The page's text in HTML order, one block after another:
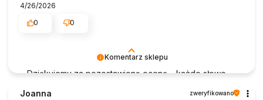
Komentarz sklepu
Dziękujemy za pozostawioną ocenę – każde słowo
4/26/2026
0
0
Joanna zweryfikowano